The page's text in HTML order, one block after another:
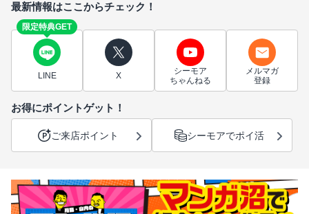
最新情報はここからチェック！
限定特典GET
LINE X
シーモア
ちゃんねる
メルマガ
登録
お得にポイントゲット！
ご来店ポイント シーモアでポイ活